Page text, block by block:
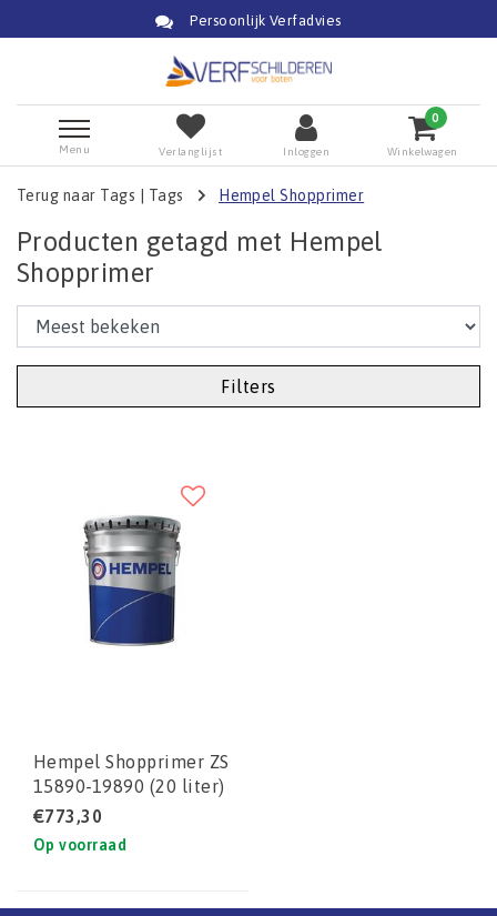
Persoonlijk Verfadvies
Menu Verlanglijst Inloggen
0
Winkelwagen
Terug naar Tags Tags Hempel Shopprimer
Producten getagd met Hempel
Shopprimer
Filters
Hempel Shopprimer ZS
15890-19890 (20 liter)
set
€773,30
Op voorraad